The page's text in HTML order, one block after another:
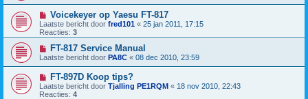
Voicekeyer op Yaesu FT-817
Laatste bericht door fred101 « 25 jan 2011, 17:15
Reacties: 3
FT-817 Service Manual
Laatste bericht door PA8C « 08 dec 2010, 23:59
FT-897D Koop tips?
Laatste bericht door Tjalling PE1RQM « 18 nov 2010, 22:43
Reacties: 4